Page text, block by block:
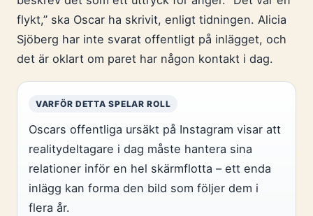
flykt,” ska Oscar ha skrivit, enligt tidningen. Alicia
Sjöberg har inte svarat offentligt på inlägget, och
det är oklart om paret har någon kontakt i dag.
VARFÖR DETTA SPELAR ROLL
Oscars offentliga ursäkt på Instagram visar att
realitydeltagare i dag måste hantera sina
relationer inför en hel skärmflotta – ett enda
inlägg kan forma den bild som följer dem i
flera år.